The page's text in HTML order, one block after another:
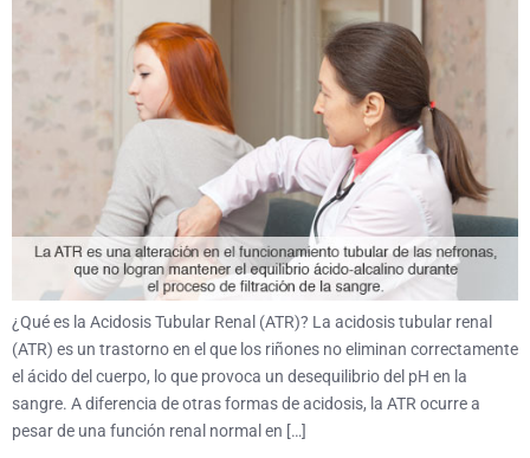
¿Qué es la Acidosis Tubular Renal (ATR)? La acidosis tubular renal
(ATR) es un trastorno en el que los riñones no eliminan correctamente
el ácido del cuerpo, lo que provoca un desequilibrio del pH en la
sangre. A diferencia de otras formas de acidosis, la ATR ocurre a
pesar de una función renal normal en […]